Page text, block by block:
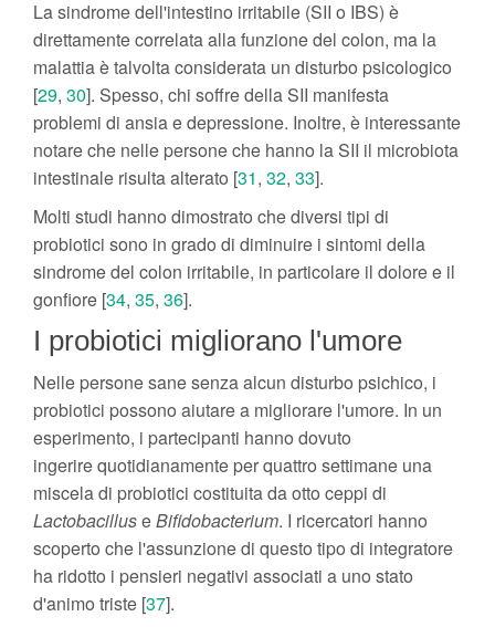
La sindrome dell'intestino irritabile (SII o IBS) è
direttamente correlata alla funzione del colon, ma la
malattia è talvolta considerata un disturbo psicologico
[29, 30]. Spesso, chi soffre della SII manifesta
problemi di ansia e depressione. Inoltre, è interessante
notare che nelle persone che hanno la SII il microbiota
intestinale risulta alterato [31, 32, 33].
Molti studi hanno dimostrato che diversi tipi di
probiotici sono in grado di diminuire i sintomi della
sindrome del colon irritabile, in particolare il dolore e il
gonfiore [34, 35, 36].
I probiotici migliorano l'umore
Nelle persone sane senza alcun disturbo psichico, i
probiotici possono aiutare a migliorare l'umore. In un
esperimento, i partecipanti hanno dovuto
ingerire quotidianamente per quattro settimane una
miscela di probiotici costituita da otto ceppi di
LactobacilluseBifidobacterium. I ricercatori hanno
scoperto che l'assunzione di questo tipo di integratore
ha ridotto i pensieri negativi associati a uno stato
d'animo triste [37].